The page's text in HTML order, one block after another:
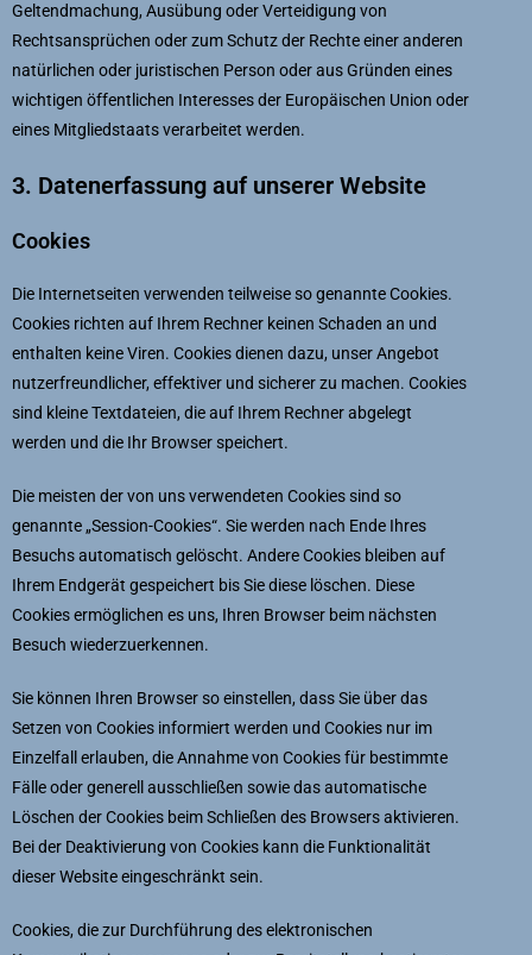
Geltendmachung, Ausübung oder Verteidigung von
Rechtsansprüchen oder zum Schutz der Rechte einer anderen
natürlichen oder juristischen Person oder aus Gründen eines
wichtigen öffentlichen Interesses der Europäischen Union oder
eines Mitgliedstaats verarbeitet werden.
3. Datenerfassung auf unserer Website
Cookies
Die Internetseiten verwenden teilweise so genannte Cookies.
Cookies richten auf Ihrem Rechner keinen Schaden an und
enthalten keine Viren. Cookies dienen dazu, unser Angebot
nutzerfreundlicher, effektiver und sicherer zu machen. Cookies
sind kleine Textdateien, die auf Ihrem Rechner abgelegt
werden und die Ihr Browser speichert.
Die meisten der von uns verwendeten Cookies sind so
genannte „Session-Cookies“. Sie werden nach Ende Ihres
Besuchs automatisch gelöscht. Andere Cookies bleiben auf
Ihrem Endgerät gespeichert bis Sie diese löschen. Diese
Cookies ermöglichen es uns, Ihren Browser beim nächsten
Besuch wiederzuerkennen.
Sie können Ihren Browser so einstellen, dass Sie über das
Setzen von Cookies informiert werden und Cookies nur im
Einzelfall erlauben, die Annahme von Cookies für bestimmte
Fälle oder generell ausschließen sowie das automatische
Löschen der Cookies beim Schließen des Browsers aktivieren.
Bei der Deaktivierung von Cookies kann die Funktionalität
dieser Website eingeschränkt sein.
Cookies, die zur Durchführung des elektronischen